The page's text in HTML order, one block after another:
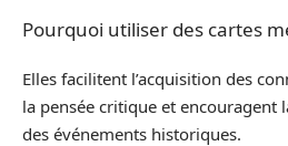
Pourquoi utiliser des cartes
Elles facilitent l’acquisition des
la pensée critique et encouragent
des événements historiques.